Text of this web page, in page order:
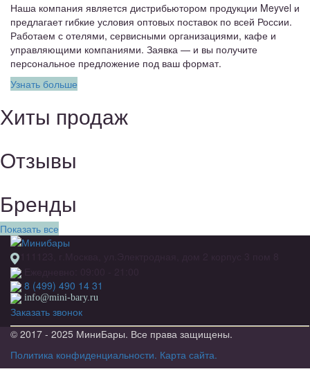
Наша компания является дистрибьютором продукции Meyvel и
предлагает гибкие условия оптовых поставок по всей России.
Работаем с отелями, сервисными организациями, кафе и
управляющими компаниями. Заявка — и вы получите
персональное предложение под ваш формат.
Узнать больше
Хиты продаж
Отзывы
Бренды
Показать все
8 (499) 490 14 31
info@mini-bary.ru
Заказать звонок
© 2017 - 2025 МиниБары. Все права защищены.
Политика конфиденциальности. Карта сайта.